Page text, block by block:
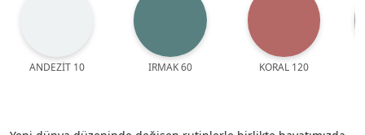
ANDEZİT 10 IRMAK 60 KORAL 120